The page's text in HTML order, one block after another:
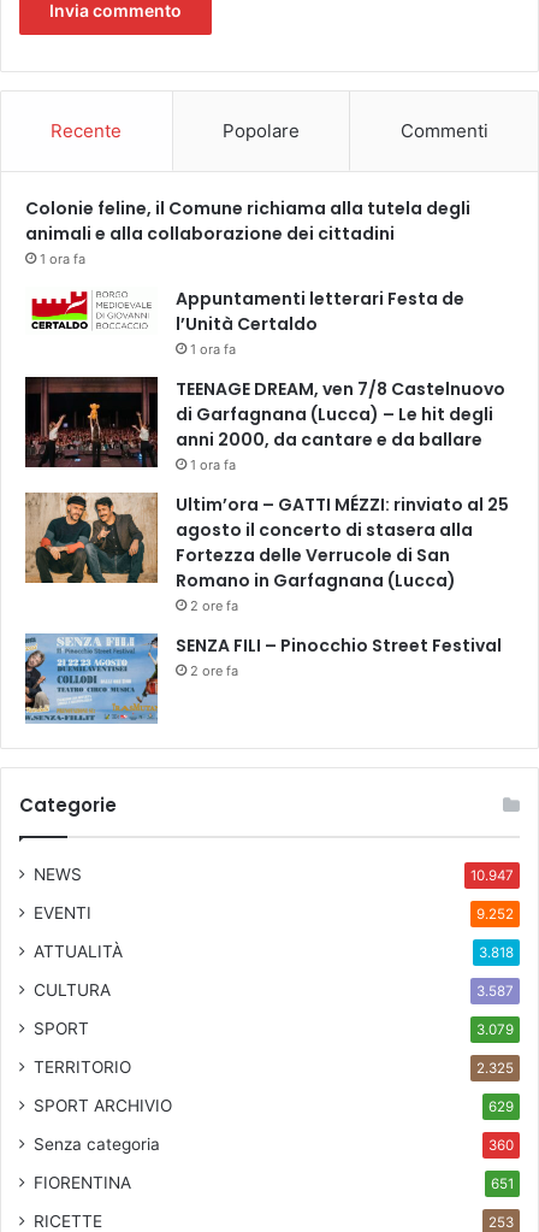
e
l
e
g
e
e
a
h
s
a
d
t
o
e
n
Recente Popolare Commenti
Colonie feline, il Comune richiama alla tutela degli
animali e alla collaborazione dei cittadini
1 ora fa
Appuntamenti letterari Festa de
l’Unità Certaldo
1 ora fa
TEENAGE DREAM, ven 7/8 Castelnuovo
di Garfagnana (Lucca) – Le hit degli
anni 2000, da cantare e da ballare
1 ora fa
Ultim’ora – GATTI MÉZZI: rinviato al 25
agosto il concerto di stasera alla
Fortezza delle Verrucole di San
Romano in Garfagnana (Lucca)
2 ore fa
SENZA FILI – Pinocchio Street Festival
2 ore fa
Categorie
NEWS 10.947
EVENTI 9.252
ATTUALITÀ 3.818
CULTURA 3.587
SPORT 3.079
TERRITORIO 2.325
SPORT ARCHIVIO 629
Senza categoria 360
FIORENTINA 651
RICETTE 253